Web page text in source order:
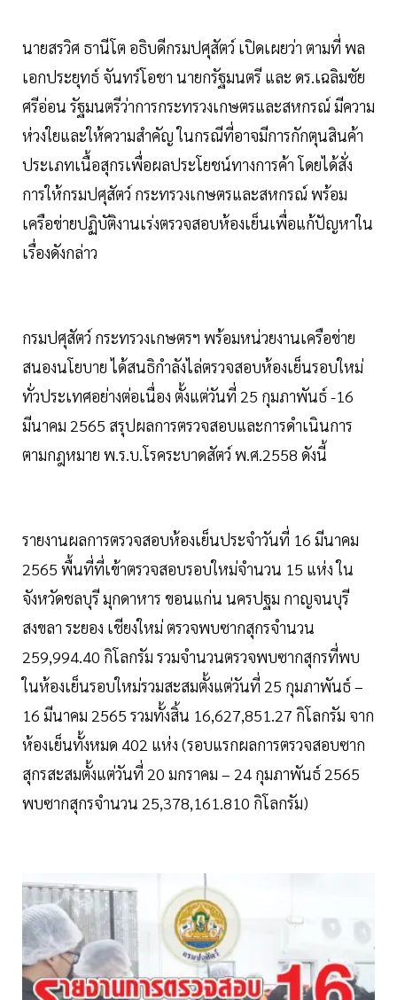
นายสรวิศ ธานีโต อธิบดีกรมปศุสัตว์ เปิดเผยว่า ตามที่ พล
เอกประยุทธ์ จันทร์โอชา นายกรัฐมนตรี และ ดร.เฉลิมชัย
ศรีอ่อน รัฐมนตรีว่าการกระทรวงเกษตรและสหกรณ์ มีความ
ห่วงใยและให้ความสำคัญ ในกรณีที่อาจมีการกักตุนสินค้า
ประเภทเนื้อสุกรเพื่อผลประโยชน์ทางการค้า โดยได้สั่ง
การให้กรมปศุสัตว์ กระทรวงเกษตรและสหกรณ์ พร้อม
เครือข่ายปฏิบัติงานเร่งตรวจสอบห้องเย็นเพื่อแก้ปัญหาใน
เรื่องดังกล่าว
กรมปศุสัตว์ กระทรวงเกษตรฯ พร้อมหน่วยงานเครือข่าย
สนองนโยบาย ได้สนธิกำลังไล่ตรวจสอบห้องเย็นรอบใหม่
ทั่วประเทศอย่างต่อเนื่อง ตั้งแต่วันที่ 25 กุมภาพันธ์ -16
มีนาคม 2565 สรุปผลการตรวจสอบและการดำเนินการ
ตามกฎหมาย พ.ร.บ.โรคระบาดสัตว์ พ.ศ.2558 ดังนี้
รายงานผลการตรวจสอบห้องเย็นประจำวันที่ 16 มีนาคม
2565 พื้นที่ที่เข้าตรวจสอบรอบใหม่จำนวน 15 แห่ง ใน
จังหวัดชลบุรี มุกดาหาร ขอนแก่น นครปฐม กาญจนบุรี
สงขลา ระยอง เชียงใหม่ ตรวจพบซากสุกรจำนวน
259,994.40 กิโลกรัม รวมจำนวนตรวจพบซากสุกรที่พบ
ในห้องเย็นรอบใหม่รวมสะสมตั้งแต่วันที่ 25 กุมภาพันธ์ –
16 มีนาคม 2565 รวมทั้งสิ้น 16,627,851.27 กิโลกรัม จาก
ห้องเย็นทั้งหมด 402 แห่ง (รอบแรกผลการตรวจสอบซาก
สุกรสะสมตั้งแต่วันที่ 20 มกราคม – 24 กุมภาพันธ์ 2565
พบซากสุกรจำนวน 25,378,161.810 กิโลกรัม)